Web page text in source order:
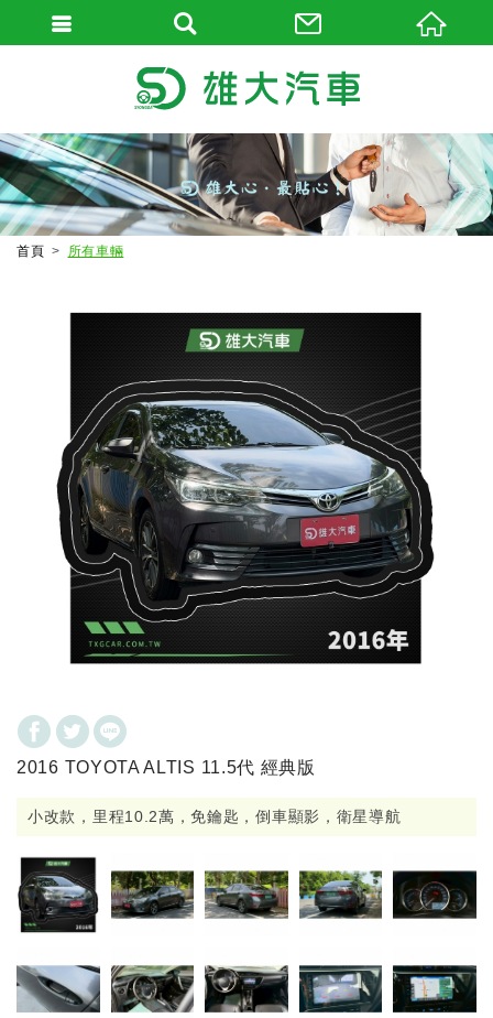
首頁 所有車輛
2016 TOYOTA ALTIS 11.5代 經典版
小改款，里程10.2萬，免鑰匙，倒車顯影，衛星導航